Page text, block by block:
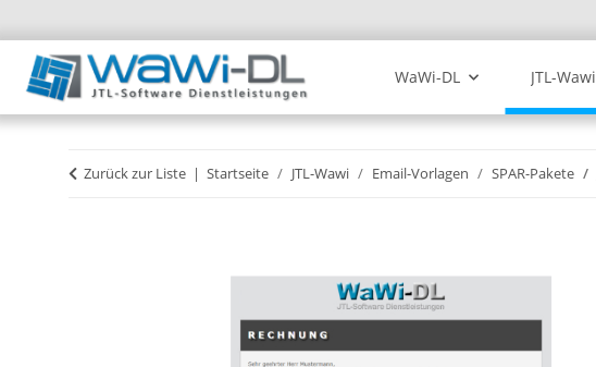
WaWi-DL JTL-Wawi
Zurück zur Liste Startseite JTL-Wawi Email-Vorlagen SPAR-Pakete